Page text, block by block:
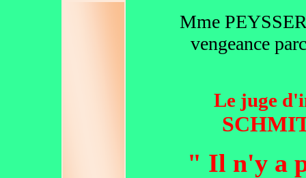
Mme
vengeance
Le juge
" Il n'y a